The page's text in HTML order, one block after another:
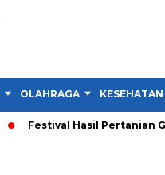
OLAHRAGA KESEHATAN
Festival Hasil Pertanian